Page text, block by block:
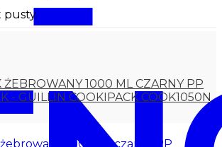
pusty.
ŻEBROWANY 1000 ML CZARNY PP
- GUILLIN COOKIPACK COOK1050N